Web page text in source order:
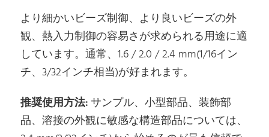
より細かいビーズ制御、より良いビーズの外
観、熱入力制御の容易さが求められる用途に適
しています。通常、1.6 / 2.0 / 2.4 mm(1/16イン
チ、3/32インチ相当)が好まれます。
推奨使用方法:サンプル、小型部品、装飾部
品、溶接の外観に敏感な構造部品については、